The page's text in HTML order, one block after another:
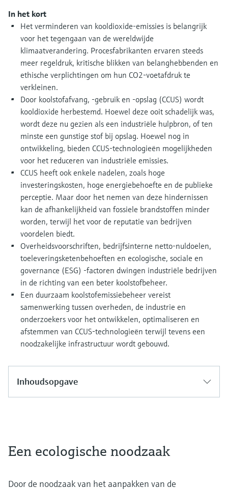
Device Viewer
documentation
Spare parts finder
Find spare parts by product root, order code,
or serial number
Alles winkelen
Memosens technology
Alles winkelen
besluitvormingsniveau
In het kort
Het verminderen van kooldioxide-emissies is belangrijk
voor het tegengaan van de wereldwijde
klimaatverandering. Procesfabrikanten ervaren steeds
meer regeldruk, kritische blikken van belanghebbenden en
ethische verplichtingen om hun CO2-voetafdruk te
verkleinen.
Door koolstofafvang, -gebruik en -opslag (CCUS) wordt
kooldioxide herbestemd. Hoewel deze ooit schadelijk was,
wordt deze nu gezien als een industriële hulpbron, of ten
minste een gunstige stof bij opslag. Hoewel nog in
ontwikkeling, bieden CCUS-technologieën mogelijkheden
voor het reduceren van industriële emissies.
CCUS heeft ook enkele nadelen, zoals hoge
investeringskosten, hoge energiebehoefte en de publieke
perceptie. Maar door het nemen van deze hindernissen
kan de afhankelijkheid van fossiele brandstoffen minder
worden, terwijl het voor de reputatie van bedrijven
voordelen biedt.
Overheidsvoorschriften, bedrijfsinterne netto-nuldoelen,
toeleveringsketenbehoeften en ecologische, sociale en
governance (ESG) -factoren dwingen industriële bedrijven
in de richting van een beter koolstofbeheer.
Een duurzaam koolstofemissiebeheer vereist
samenwerking tussen overheden, de industrie en
onderzoekers voor het ontwikkelen, optimaliseren en
afstemmen van CCUS-technologieën terwijl tevens een
noodzakelijke infrastructuur wordt gebouwd.
Inhoudsopgave
Een ecologische noodzaak
Door de noodzaak van het aanpakken van de